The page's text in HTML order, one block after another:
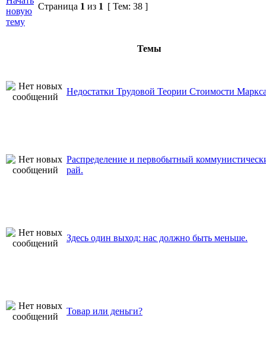
Страница 1 из 1 [ Тем: 38 ]
Темы
Недостатки Трудовой Теории Стоимости
Распределение и первобытный
рай.
Здесь один выход: нас должно быть меньше.
Товар или деньги?